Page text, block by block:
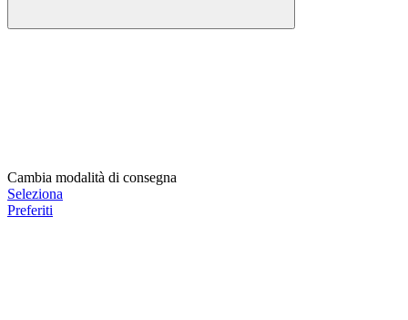
Cambia modalità di consegna
Seleziona
Preferiti